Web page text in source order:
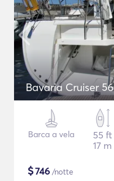
Bavaria Cruiser 56
Barca a vela
55 ft
17 m
$746 /notte